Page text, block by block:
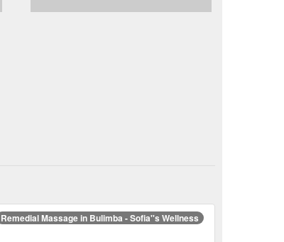
Remedial Massage in Bulimba - Sofia''s Wellness